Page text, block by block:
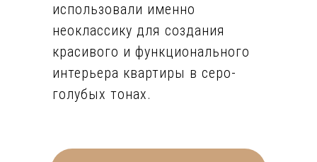
использовали именно
неоклассику для создания
красивого и функционального
интерьера квартиры в серо-
голубых тонах.
светло-голубой оттенок,